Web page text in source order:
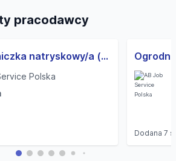
pracodawcy
Lakiernik/Lakierniczka natryskowy/a (pojazdy ciężarowe i użytkowe) (M/K)
Polska
Dodana7